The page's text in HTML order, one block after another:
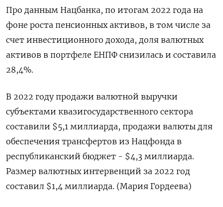
Про данным Нацбанка, по итогам 2022 года на
фоне роста пенсионных активов, в том числе за
счет инвестиционного дохода, доля валютных
активов в портфеле ЕНПФ снизилась и составила
28,4%.
В 2022 году продажи валютной выручки
субъектами квазигосударственного сектора
составили $5,1 миллиарда, продажи валюты для
обеспечения трансфертов из Нацфонда в
республиканский бюджет - $4,3 миллиарда.
Размер валютных интервенций за 2022 год
составил $1,4 миллиарда. (Мария Гордеева)